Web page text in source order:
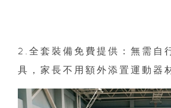
2.全套裝備免費提供：無需自
具，家長不用額外添置運動器